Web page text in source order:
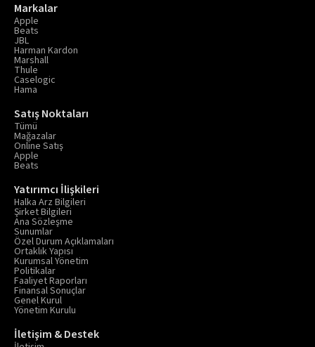
Markalar
Apple
Beats
JBL
Harman Kardon
Marshall
Thule
Caselogic
Hama
Satış Noktaları
Tümü
Mağazalar
Online Satış
Apple
Beats
Yatırımcı İlişkileri
Halka Arz Bilgileri
Şirket Bilgileri
Ana Sözleşme
Sunumlar
Özel Durum Açıklamaları
Ortaklık Yapısı
Kurumsal Yönetim
Politikalar
Faaliyet Raporları
Finansal Sonuçlar
Genel Kurul
Yönetim Kurulu
İletişim & Destek